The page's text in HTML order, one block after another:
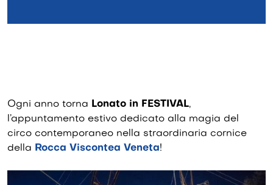
Ogni anno torna Lonato in FESTIVAL,
l’appuntamento estivo dedicato alla magia del
circo contemporaneo nella straordinaria cornice
della Rocca Viscontea Veneta!